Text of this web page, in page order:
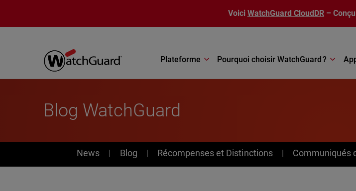
Voici WatchGuard CloudDR –
Plateforme Pourquoi choisir WatchGuard ?
Blog WatchGuard
News
News Blog Récompenses et Distinctions Communiqués